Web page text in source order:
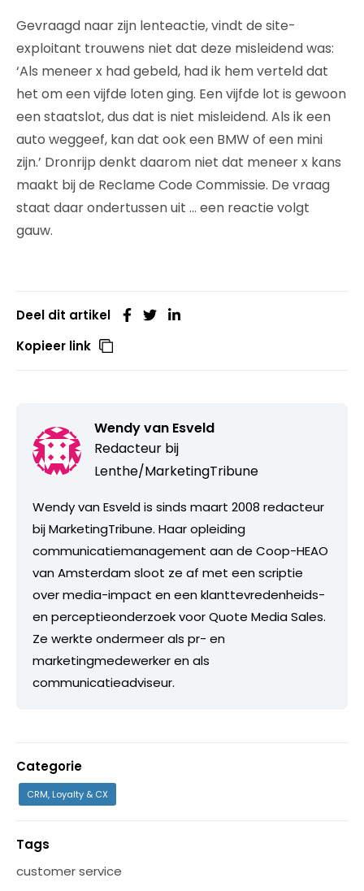
Gevraagd naar zijn lenteactie, vindt de site-
exploitant trouwens niet dat deze misleidend was:
‘Als meneer x had gebeld, had ik hem verteld dat
het om een vijfde loten ging. Een vijfde lot is gewoon
een staatslot, dus dat is niet misleidend. Als ik een
auto weggeef, kan dat ook een BMW of een mini
zijn.’ Dronrijp denkt daarom niet dat meneer x kans
maakt bij de Reclame Code Commissie. De vraag
staat daar ondertussen uit … een reactie volgt
gauw.
Deel dit artikel
Kopieer link
Wendy van Esveld
Redacteur bij
Lenthe/MarketingTribune
Wendy van Esveld is sinds maart 2008 redacteur
bij MarketingTribune. Haar opleiding
communicatiemanagement aan de Coop-HEAO
van Amsterdam sloot ze af met een scriptie
over media-impact en een klanttevredenheids-
en perceptieonderzoek voor Quote Media Sales.
Ze werkte ondermeer als pr- en
marketingmedewerker en als
communicatieadviseur.
Categorie
CRM, Loyalty & CX
Tags
customer service